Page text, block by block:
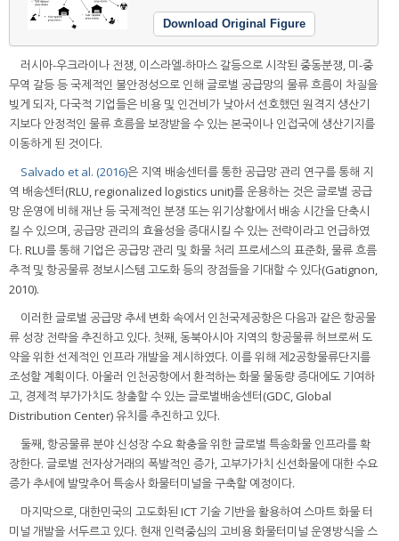
Download Original Figure
러시아-우크라이나 전쟁, 이스라엘-하마스 갈등으로 시작된 중동분쟁, 미-중
무역 갈등 등 국제적인 불안정성으로 인해 글로벌 공급망의 물류 흐름이 차질을
빚게 되자, 다국적 기업들은 비용 및 인건비가 낮아서 선호했던 원격지 생산기
지보다 안정적인 물류 흐름을 보장받을 수 있는 본국이나 인접국에 생산기지를
이동하게 된 것이다.
Salvado et al. (2016)은 지역 배송센터를 통한 공급망 관리 연구를 통해 지
역 배송센터(RLU, regionalized logistics unit)를 운용하는 것은 글로벌 공급
망 운영에 비해 재난 등 국제적인 분쟁 또는 위기상황에서 배송 시간을 단축시
킬 수 있으며, 공급망 관리의 효율성을 증대시킬 수 있는 전략이라고 언급하였
다. RLU를 통해 기업은 공급망 관리 및 화물 처리 프로세스의 표준화, 물류 흐름
추적 및 항공물류 정보시스템 고도화 등의 장점들을 기대할 수 있다(Gatignon,
2010).
이러한 글로벌 공급망 추세 변화 속에서 인천국제공항은 다음과 같은 항공물
류 성장 전략을 추진하고 있다. 첫째, 동북아시아 지역의 항공물류 허브로써 도
약을 위한 선제적인 인프라 개발을 제시하였다. 이를 위해 제2공항물류단지를
조성할 계획이다. 아울러 인천공항에서 환적하는 화물 물동량 증대에도 기여하
고, 경제적 부가가치도 창출할 수 있는 글로벌배송센터(GDC, Global
Distribution Center) 유치를 추진하고 있다.
둘째, 항공물류 분야 신성장 수요 확충을 위한 글로벌 특송화물 인프라를 확
장한다. 글로벌 전자상거래의 폭발적인 증가, 고부가가치 신선화물에 대한 수요
증가 추세에 발맞추어 특송사 화물터미널을 구축할 예정이다.
마지막으로, 대한민국의 고도화된 ICT 기술 기반을 활용하여 스마트 화물 터
미널 개발을 서두르고 있다. 현재 인력중심의 고비용 화물터미널 운영방식을 스